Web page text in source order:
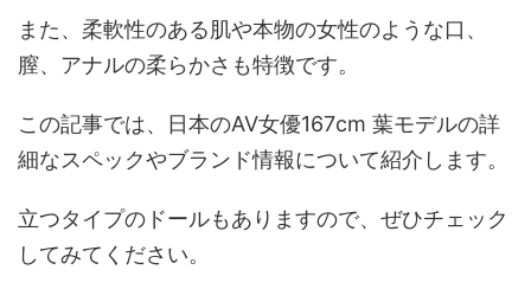
また、柔軟性のある肌や本物の女性のような口、
膣、アナルの柔らかさも特徴です。
この記事では、日本のAV女優167cm 葉モデルの詳
細なスペックやブランド情報について紹介します。
立つタイプのドールもありますので、ぜひチェック
してみてください。